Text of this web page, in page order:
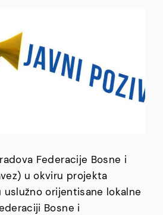
Federacije Bosne i
u okviru projekta
uslužno orijentisane lokalne
Bosne i